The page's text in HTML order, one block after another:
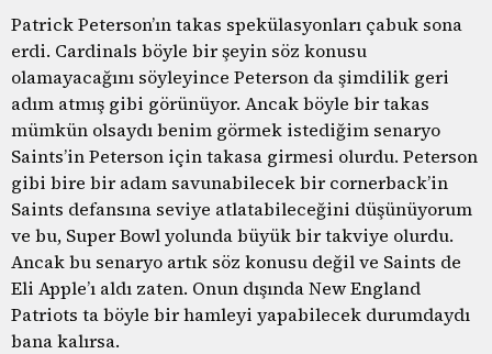
Patrick Peterson’ın takas spekülasyonları çabuk sona
erdi. Cardinals böyle bir şeyin söz konusu
olamayacağını söyleyince Peterson da şimdilik geri
adım atmış gibi görünüyor. Ancak böyle bir takas
mümkün olsaydı benim görmek istediğim senaryo
Saints’in Peterson için takasa girmesi olurdu. Peterson
gibi bire bir adam savunabilecek bir cornerback’in
Saints defansına seviye atlatabileceğini düşünüyorum
ve bu, Super Bowl yolunda büyük bir takviye olurdu.
Ancak bu senaryo artık söz konusu değil ve Saints de
Eli Apple’ı aldı zaten. Onun dışında New England
Patriots ta böyle bir hamleyi yapabilecek durumdaydı
bana kalırsa.